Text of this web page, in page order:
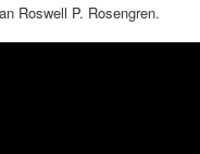
Roswell P. Rosengren.